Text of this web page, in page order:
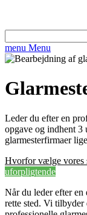
efter:
menu Menu
Leder du efter en
opgave og indhent
glarmesterfirmaer
Hvorfor vælge vores
uforpligtende
Når du leder efter
rette sted. Vi